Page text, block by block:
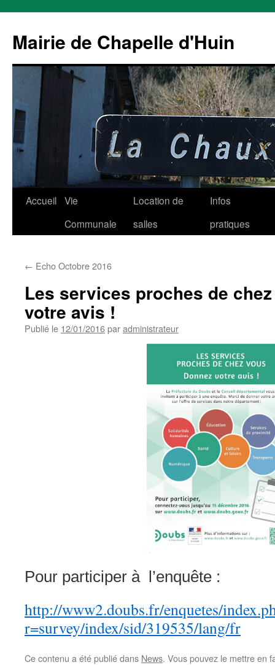
Mairie de Chapelle d'Huin
Aller
Accueil Vie
Communale
Location de
salles
Infos
pratiques
← Echo Octobre 2016
Les services proches de
votre avis !
Publié le 12/01/2016paradministrateur
Pour participer à l’enquête :
http://www2.doubs.fr/enquetes/
r=survey/index/sid/319535/lang/fr
Ce contenu a été publié dans News. Vous pouvez le mettre en